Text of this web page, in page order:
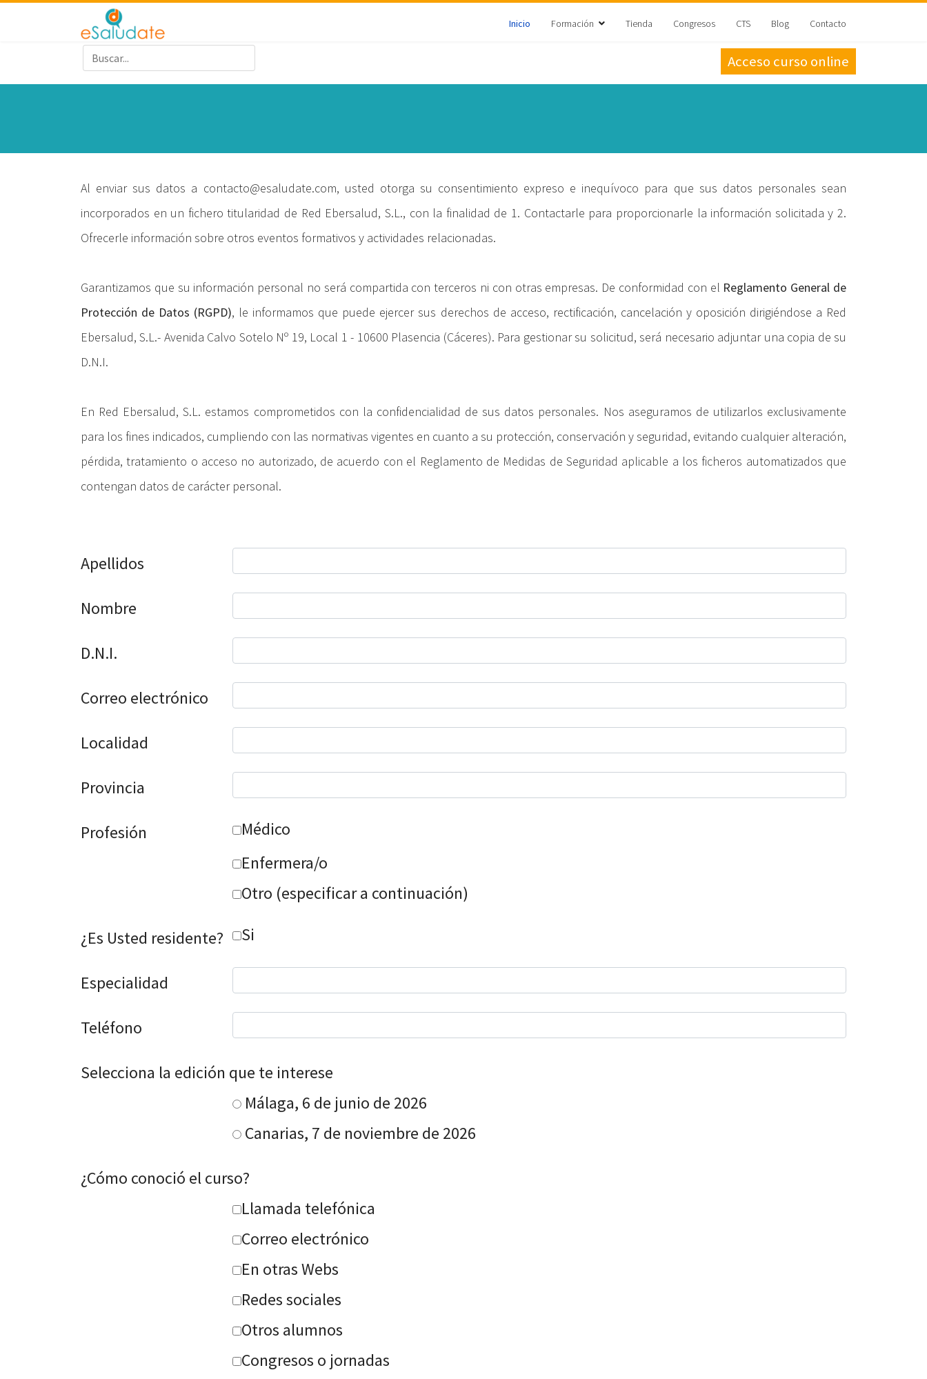
Inicio Formación Tienda Congresos CTS Blog Contacto
Acceso curso online
Al enviar sus datos a contacto@esaludate.com, usted otorga su consentimiento expreso e inequívoco para que sus datos personales sean
incorporados en un fichero titularidad de Red Ebersalud, S.L., con la finalidad de 1. Contactarle para proporcionarle la información solicitada y 2.
Ofrecerle información sobre otros eventos formativos y actividades relacionadas.
Garantizamos que su información personal no será compartida con terceros ni con otras empresas. De conformidad con el Reglamento General de
Protección de Datos (RGPD), le informamos que puede ejercer sus derechos de acceso, rectificación, cancelación y oposición dirigiéndose a Red
Ebersalud, S.L.- Avenida Calvo Sotelo Nº 19, Local 1 - 10600 Plasencia (Cáceres). Para gestionar su solicitud, será necesario adjuntar una copia de su
D.N.I.
En Red Ebersalud, S.L. estamos comprometidos con la confidencialidad de sus datos personales. Nos aseguramos de utilizarlos exclusivamente
para los fines indicados, cumpliendo con las normativas vigentes en cuanto a su protección, conservación y seguridad, evitando cualquier alteración,
pérdida, tratamiento o acceso no autorizado, de acuerdo con el Reglamento de Medidas de Seguridad aplicable a los ficheros automatizados que
contengan datos de carácter personal.
Apellidos
Nombre
D.N.I.
Correo electrónico
Localidad
Provincia
Profesión
Médico
Enfermera/o
Otro (especificar a continuación)
¿Es Usted residente? Si
Especialidad
Teléfono
Selecciona la edición que te interese
Málaga, 6 de junio de 2026
Canarias, 7 de noviembre de 2026
¿Cómo conoció el curso?
Llamada telefónica
Correo electrónico
En otras Webs
Redes sociales
Otros alumnos
Congresos o jornadas